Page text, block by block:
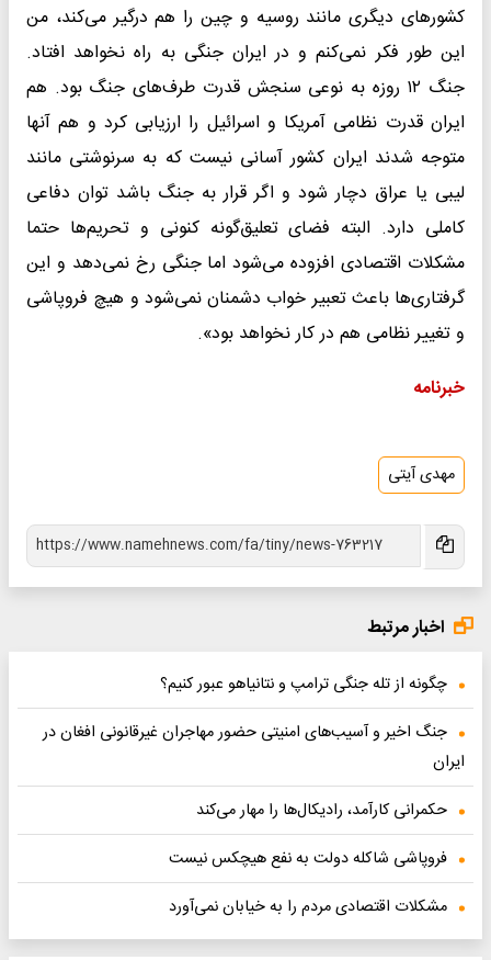
کشورهای دیگری مانند روسیه و چین را هم درگیر می‌کند، من
این طور فکر نمی‌کنم و در ایران جنگی به راه نخواهد افتاد.
جنگ ۱۲ روزه به نوعی سنجش قدرت طرف‌های جنگ‌ بود. هم
ایران قدرت نظامی آمریکا و اسرائیل را ارزیابی کرد و هم آنها
متوجه شدند ایران کشور آسانی نیست که به سرنوشتی مانند
لیبی یا عراق دچار شود و اگر قرار به جنگ باشد توان دفاعی
کاملی دارد. البته فضای تعلیق‌گونه کنونی و تحریم‌ها حتما
مشکلات اقتصادی افزوده می‌شود اما جنگی رخ نمی‌دهد و این
گرفتاری‌ها باعث تعبیر خواب دشمنان نمی‌شود و هیچ فروپاشی‌
و تغییر نظامی هم در کار نخواهد بود».
خبرنامه
مهدی آیتی
اخبار مرتبط
چگونه از تله جنگی ترامپ و نتانیاهو عبور کنیم؟
جنگ اخیر و آسیب‌های امنیتی حضور مهاجران غیرقانونی افغان در
ایران
حکمرانی کارآمد، رادیکال‌ها را مهار می‌کند
فروپاشی شاکله دولت به نفع هیچکس نیست
مشکلات اقتصادی مردم را به خیابان نمی‌آورد